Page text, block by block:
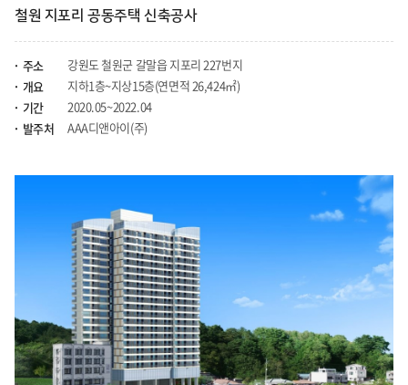
철원 지포리 공동주택 신축공사
주소
강원도 철원군 갈말읍 지포리 227번지
개요
지하1층~지상15층(연면적 26,424㎡)
기간
2020.05~2022.04
발주처
AAA디앤아이(주)